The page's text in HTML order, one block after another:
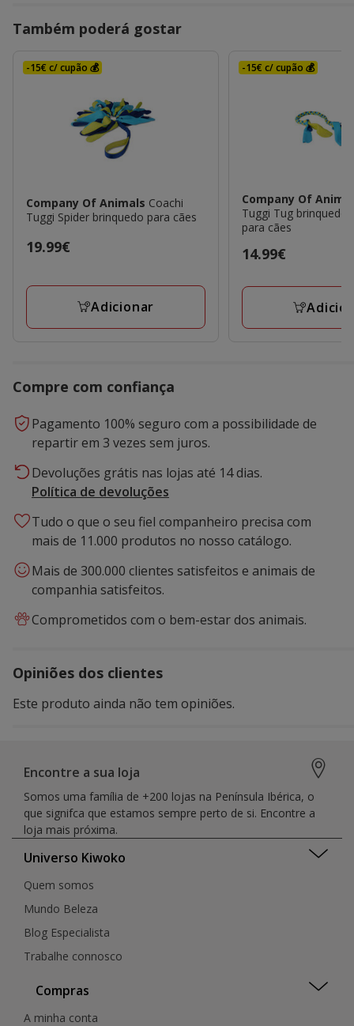
Também poderá gostar
-15€ c/ cupão 💰
Company Of Animals Coachi
Tuggi Spider brinquedo para cães
Preço
19.99€
Adicionar
-15€ c/ cupão 💰
Company Of
Tuggi Tug brinquedo
para cães
Preço
14.99€
Compre com confiança
Pagamento 100% seguro com a possibilidade de
repartir em 3 vezes sem juros.
Devoluções grátis nas lojas até 14 dias.
Política de devoluções
Tudo o que o seu fiel companheiro precisa com
mais de 11.000 produtos no nosso catálogo.
Mais de 300.000 clientes satisfeitos e animais de
companhia satisfeitos.
Comprometidos com o bem-estar dos animais.
Opiniões dos clientes
Este produto ainda não tem opiniões.
Encontre a sua loja
Somos uma família de +200 lojas na Península Ibérica, o
que signifca que estamos sempre perto de si. Encontre a
loja mais próxima.
Universo Kiwoko
Quem somos
Mundo Beleza
Blog Especialista
Trabalhe connosco
Compras
A minha conta